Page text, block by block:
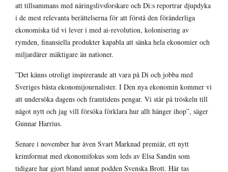
att tillsammans med näringslivsforskare och Di:s reportrar djupdyka
i de mest relevanta berättelserna för att förstå den föränderliga
ekonomiska tid vi lever i med ai-revolution, kolonisering av
rymden, finansiella produkter kapabla att sänka hela ekonomier och
miljardärer mäktigare än nationer.
”Det känns otroligt inspirerande att vara på Di och jobba med
Sveriges bästa ekonomijournalister. I Den nya ekonomin kommer vi
att undersöka dagens och framtidens pengar. Vi står på tröskeln till
något nytt och jag vill försöka förklara hur allt hänger ihop”, säger
Gunnar Harrius.
Senare i november har även Svart Marknad premiär, ett nytt
krimformat med ekonomifokus som leds av Elsa Sandin som
tidigare har gjort bland annat podden Svenska Brott. Här tas